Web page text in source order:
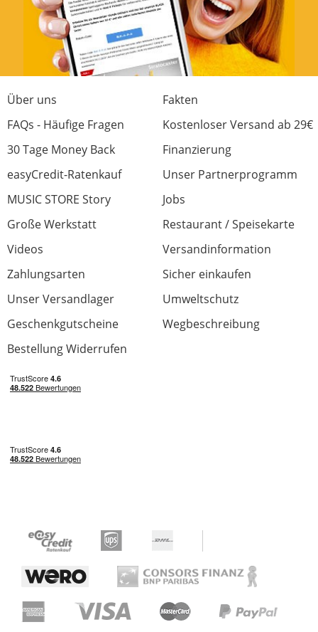
Preis/Leistung
1 von 1 fanden diese Rezension hilfreich
War diese Rezension hilfreich?
Schickes Lila
Bewertung von: am24.3.24
Passt genau
Stabilität/Polsterung
Features
Preis/Leistung
0 von 0 fanden diese Rezension hilfreich
Gutes Case
weiche Polsterung. Sieht nach meinem
Geschmack gut aus. Einziger Kritikpunkt: Für
meine Gretsch Rancher Falcon ziemlich eng
"gestrickt". Die Gitarre einfach nur
Zusammenhang mit den schraubbaren
Über uns
Fakten
FAQs - Häufige Fragen
Kostenloser Versand ab 29€
30 Tage Money Back
Finanzierung
easyCredit-Ratenkauf
Unser Partnerprogramm
MUSIC STORE Story
Jobs
Große Werkstatt
Restaurant / Speisekarte
Videos
Versandinformation
Zahlungsarten
Sicher einkaufen
Unser Versandlager
Umweltschutz
Geschenkgutscheine
Wegbeschreibung
Bestellung Widerrufen